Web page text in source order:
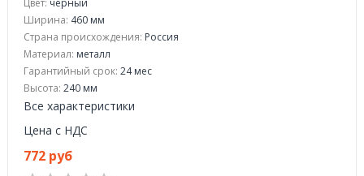
Цвет: черный
Ширина: 460 мм
Страна происхождения: Россия
Материал: металл
Гарантийный срок: 24 мес
Высота: 240 мм
Все характеристики
Цена с НДС
772 руб